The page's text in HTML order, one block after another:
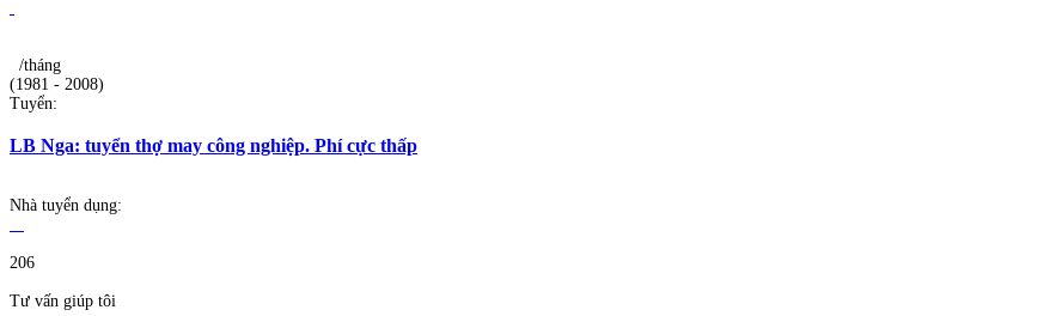
/tháng
(1981 - 2008)
Tuyển:
LB Nga: tuyển thợ may công nghiệp. Phí cực thấp
Nhà tuyển dụng:
206
Tư vấn giúp tôi